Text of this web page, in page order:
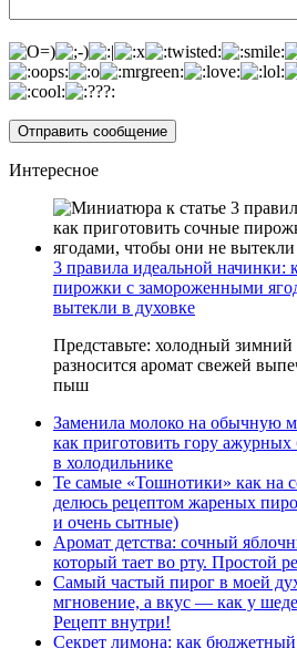
Интересное
3 правила идеальной начинки:
пирожки с замороженными
вытекли в духовке
Представьте: холодный зимний
разносится аромат свежей
пыш
Заменила молоко на обычную
как приготовить гору ажурных
в холодильнике
Те самые «Тошнотики» как на
делюсь рецептом жареных
и очень сытные)
Аромат детства: сочный
который тает во рту. Простой
Самый частый пирог в моей
мгновение, а вкус — как у
Рецепт внутри!
Секрет лимона: как бюджетный